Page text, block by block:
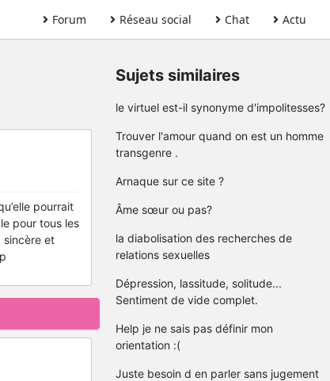
Forum Réseau social Chat Actu
pourrait
pour tous les
sincère et
Sujets similaires
le virtuel est-il synonyme d'impolitesses?
Trouver l'amour quand on est un homme
transgenre .
Arnaque sur ce site ?
Âme sœur ou pas?
la diabolisation des recherches de
relations sexuelles
Dépression, lassitude, solitude...
Sentiment de vide complet.
Help je ne sais pas définir mon
orientation :(
Juste besoin d en parler sans jugement